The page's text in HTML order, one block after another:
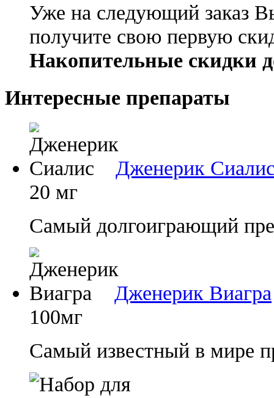
Уже на следующий заказ
получите свою первую
Накопительные скидки
Интересные препараты
Дженерик
20 мг
Самый долгоиграющий
Дженерик Виагра
100мг
Самый известный в мире